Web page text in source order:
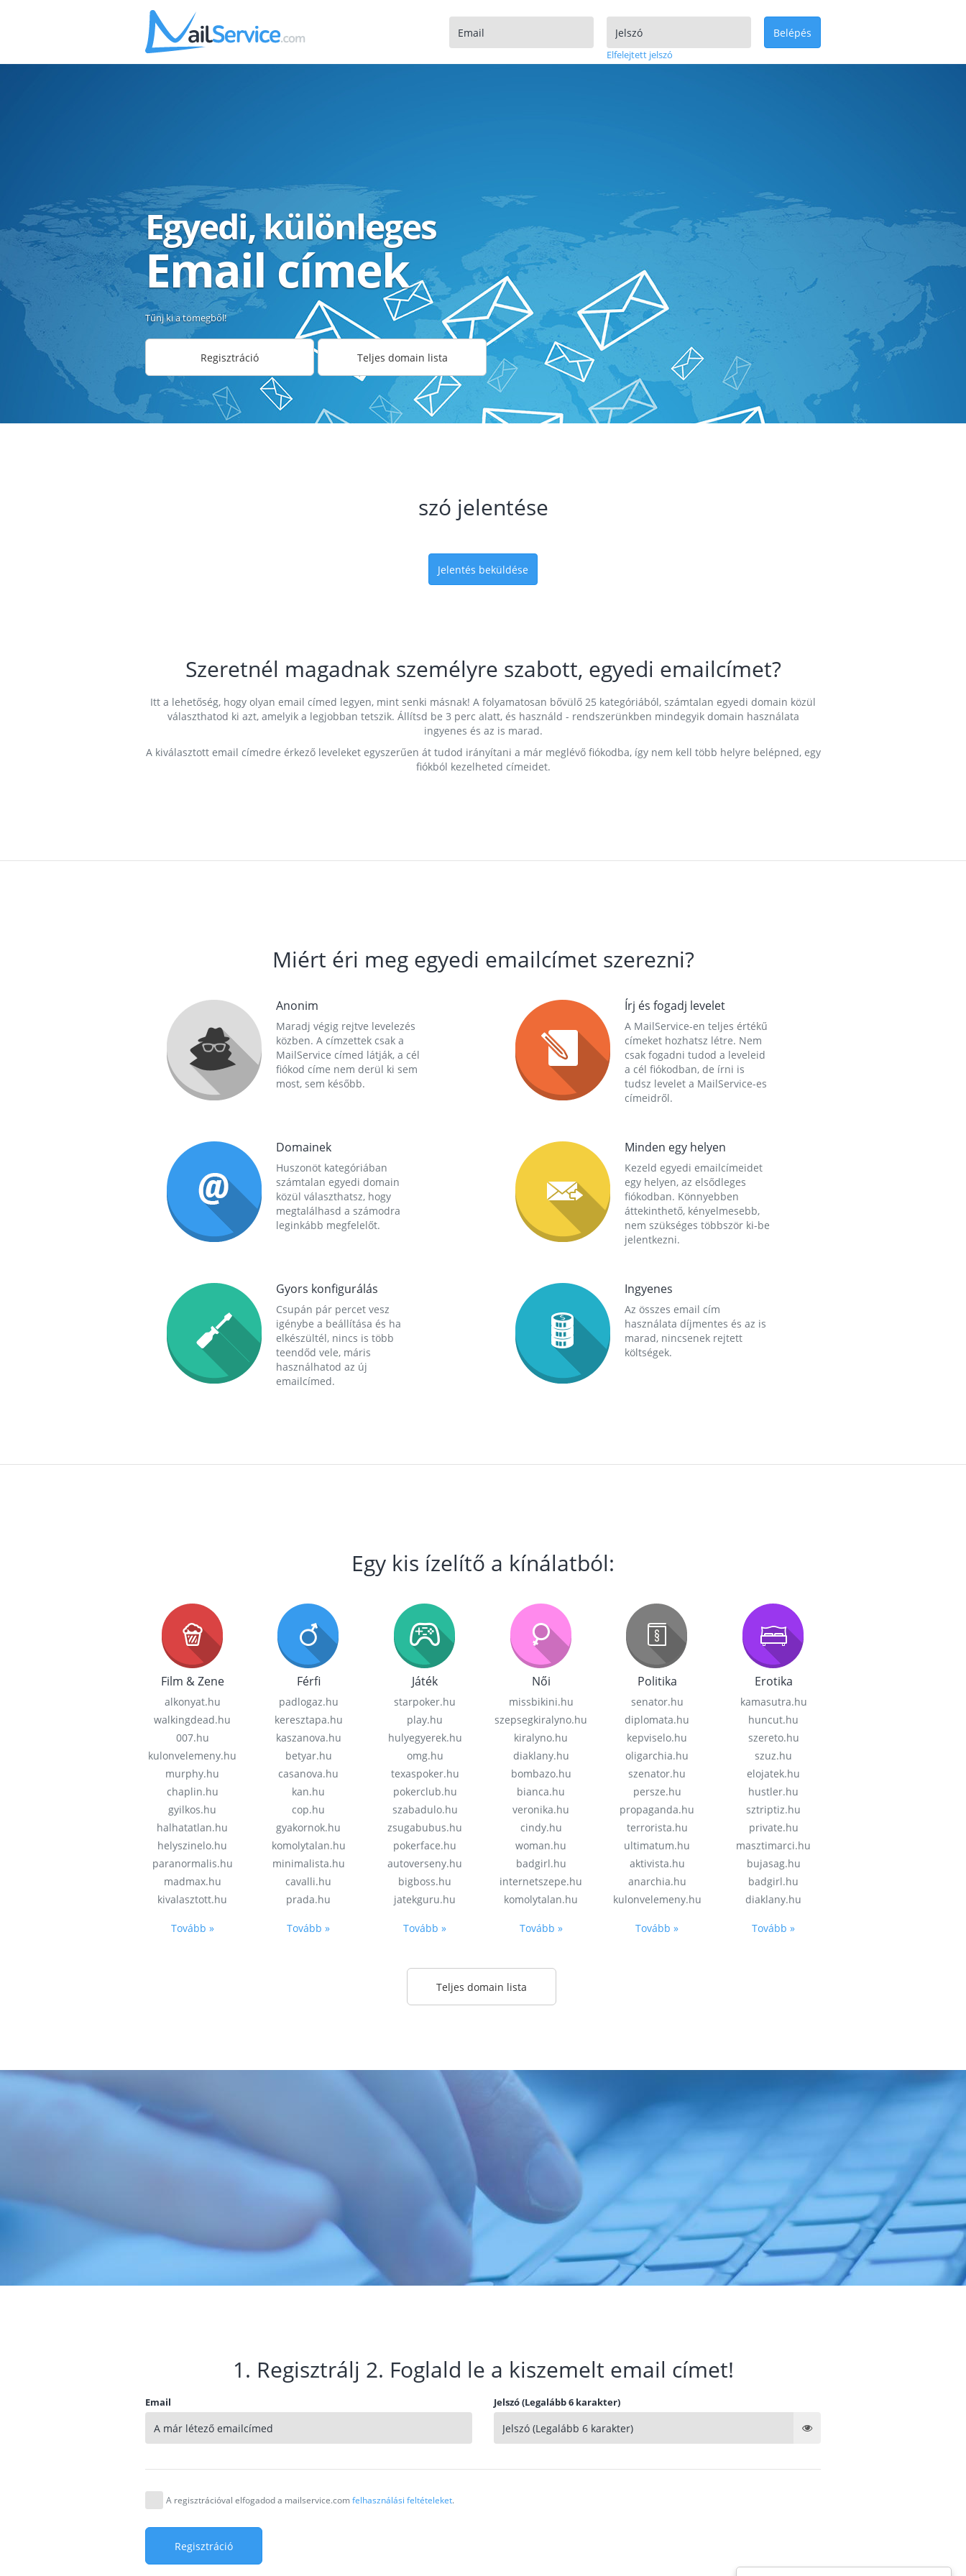
Elfelejtett jelszó
Belépés
Egyedi, különleges
Email címek
Tűnj ki a tömegből!
Regisztráció Teljes domain lista
szó jelentése
Jelentés beküldése
Szeretnél magadnak személyre szabott, egyedi emailcímet?
Itt a lehetőség, hogy olyan email címed legyen, mint senki másnak! A folyamatosan bővülő 25 kategóriából, számtalan egyedi domain közül
választhatod ki azt, amelyik a legjobban tetszik. Állítsd be 3 perc alatt, és használd - rendszerünkben mindegyik domain használata
ingyenes és az is marad.
A kiválasztott email címedre érkező leveleket egyszerűen át tudod irányítani a már meglévő fiókodba, így nem kell több helyre belépned, egy
fiókból kezelheted címeidet.
Miért éri meg egyedi emailcímet szerezni?
Anonim
Maradj végig rejtve levelezés
közben. A címzettek csak a
MailService címed látják, a cél
fiókod címe nem derül ki sem
most, sem később.
Írj és fogadj levelet
A MailService-en teljes értékű
címeket hozhatsz létre. Nem
csak fogadni tudod a leveleid
a cél fiókodban, de írni is
tudsz levelet a MailService-es
címeidről.
Domainek
Huszonöt kategóriában
számtalan egyedi domain
közül választhatsz, hogy
megtalálhasd a számodra
leginkább megfelelőt.
Minden egy helyen
Kezeld egyedi emailcímeidet
egy helyen, az elsődleges
fiókodban. Könnyebben
áttekinthető, kényelmesebb,
nem szükséges többször ki-be
jelentkezni.
Gyors konfigurálás
Csupán pár percet vesz
igénybe a beállítása és ha
elkészültél, nincs is több
teendőd vele, máris
használhatod az új
emailcímed.
Ingyenes
Az összes email cím
használata díjmentes és az is
marad, nincsenek rejtett
költségek.
Egy kis ízelítő a kínálatból:
Film & Zene
alkonyat.hu
walkingdead.hu
007.hu
kulonvelemeny.hu
murphy.hu
chaplin.hu
gyilkos.hu
halhatatlan.hu
helyszinelo.hu
paranormalis.hu
madmax.hu
kivalasztott.hu
Tovább »
Férfi
padlogaz.hu
keresztapa.hu
kaszanova.hu
betyar.hu
casanova.hu
kan.hu
cop.hu
gyakornok.hu
komolytalan.hu
minimalista.hu
cavalli.hu
prada.hu
Tovább »
Játék
starpoker.hu
play.hu
hulyegyerek.hu
omg.hu
texaspoker.hu
pokerclub.hu
szabadulo.hu
zsugabubus.hu
pokerface.hu
autoverseny.hu
bigboss.hu
jatekguru.hu
Tovább »
Női
missbikini.hu
szepsegkiralyno.hu
kiralyno.hu
diaklany.hu
bombazo.hu
bianca.hu
veronika.hu
cindy.hu
woman.hu
badgirl.hu
internetszepe.hu
komolytalan.hu
Tovább »
Politika
senator.hu
diplomata.hu
kepviselo.hu
oligarchia.hu
szenator.hu
persze.hu
propaganda.hu
terrorista.hu
ultimatum.hu
aktivista.hu
anarchia.hu
kulonvelemeny.hu
Tovább »
Erotika
kamasutra.hu
huncut.hu
szereto.hu
szuz.hu
elojatek.hu
hustler.hu
sztriptiz.hu
private.hu
masztimarci.hu
bujasag.hu
badgirl.hu
diaklany.hu
Tovább »
Teljes domain lista
1. Regisztrálj 2. Foglald le a kiszemelt email címet!
Email Jelszó (Legalább 6 karakter)
A regisztrációval elfogadod a mailservice.comfelhasználási feltételeket.
Regisztráció